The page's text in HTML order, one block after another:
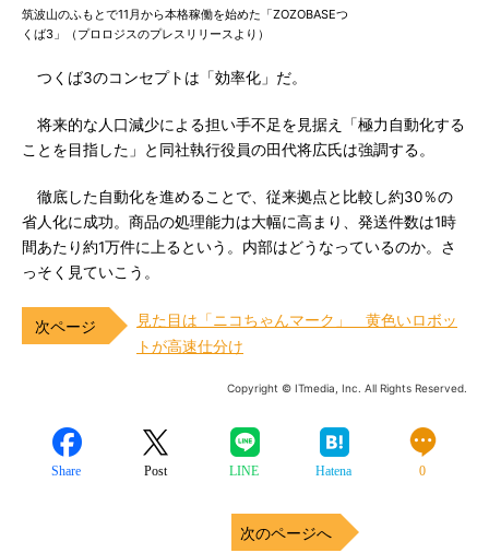
筑波山のふもとで11月から本格稼働を始めた「ZOZOBASEつ
くば3」（プロロジスのプレスリリースより）
つくば3のコンセプトは「効率化」だ。
将来的な人口減少による担い手不足を見据え「極力自動化する
ことを目指した」と同社執行役員の田代将広氏は強調する。
徹底した自動化を進めることで、従来拠点と比較し約30％の
省人化に成功。商品の処理能力は大幅に高まり、発送件数は1時
間あたり約1万件に上るという。内部はどうなっているのか。さ
っそく見ていこう。
見た目は「ニコちゃんマーク」 黄色いロボッ
トが高速仕分け
Copyright © ITmedia, Inc. All Rights Reserved.
Share Post LINE Hatena 0
次のページへ